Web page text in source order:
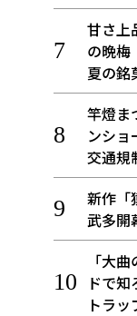
甘さ
の晩
夏の銘
竿燈ま
ンシ
交通規
新作「
武多開
「大
ドで
トラッ